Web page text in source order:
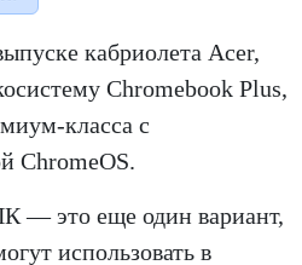
кабриолета Acer,
Chromebook Plus,
класса с
ChromeOS.
— это еще один вариант,
использовать в